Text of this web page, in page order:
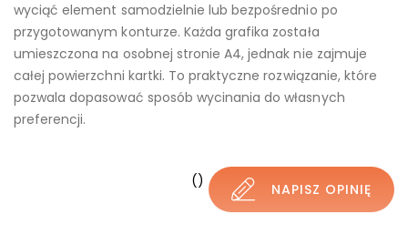
wyciąć element samodzielnie lub bezpośrednio po
przygotowanym konturze. Każda grafika została
umieszczona na osobnej stronie A4, jednak nie zajmuje
całej powierzchni kartki. To praktyczne rozwiązanie, które
pozwala dopasować sposób wycinania do własnych
preferencji.
() NAPISZ OPINIĘ